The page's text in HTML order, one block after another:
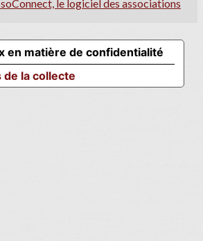
le logiciel des associations
la collecte
en matière de confidentialité